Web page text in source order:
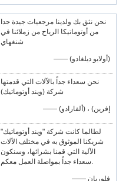
نحن نثق بك ولدينا مرجعيات جيدة جدا
من أوتوماتيكا الرياح من زملائنا في
شنغهاي
—— (أولايو ديلغادو)
نحن سعداء جداً بالآلات التي قدمتها
شركة (ويند أوتوماتيك)
—— إفرين) ، (ألفارادو)
لطالما كانت شركة "ويند أوتوماتيك"
شريكنا الموثوق به في مختلف الآلات
الآلية التي قمنا بشرائها، وسنكون
سعداء جداً بمواصلة العمل معكم.
—— فلوريان